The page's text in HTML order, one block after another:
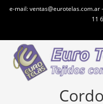
e-mail: ventas@eurotelas.com.ar
11